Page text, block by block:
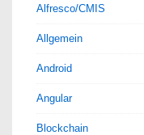
Alfresco/CMIS
Allgemein
Android
Angular
Blockchain